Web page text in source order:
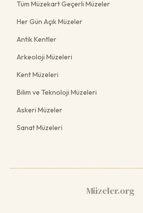
Tüm Müzekart Geçerli Müzeler
Her Gün Açık Müzeler
Antik Kentler
Arkeoloji Müzeleri
Kent Müzeleri
Bilim ve Teknoloji Müzeleri
Askeri Müzeler
Sanat Müzeleri
Müzeler.org